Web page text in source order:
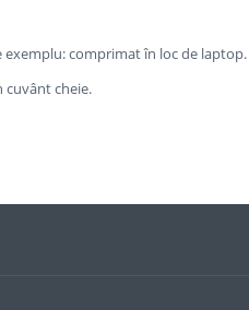
exemplu: comprimat în loc de laptop.
cuvânt cheie.